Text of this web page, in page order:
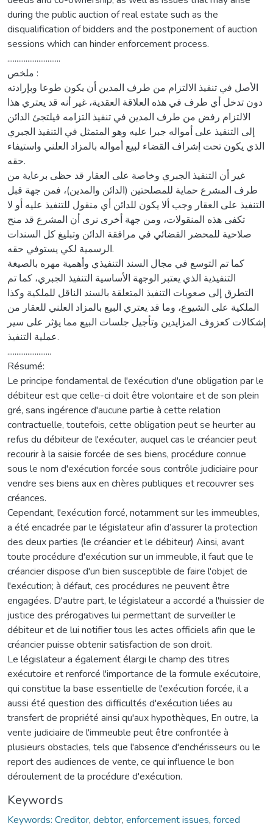
during the public auction of real estate such as the
disqualification of bidders and the postponement of auction
sessions which can hinder enforcement process.
.............................
ملخص :
الأصل في تنفيذ الالتزام من طرف المدين أن يكون طوعا وبإرادته
دون تدخل أي طرف في هذه العلاقة العقدية، غير أنه قد يعتري هذا
الالتزام رفض من طرف المدين في تنفيذ التزامه فيلتجئ الدائن
إلى التنفيذ على أمواله جبرا عليه وهو المتمثل في التنفيذ الجبري
الذي يكون تحت إشراف القضاء لبيع أمواله بالمزاد العلني واستيفاء
حقه.
غير أن التنفيذ الجبري وخاصة على العقار قد حظى برعاية من
طرف المشرع حماية للمصلحتين (الدائن والمدين)، فمن جهة قبل
التنفيذ على العقار وجب ألا يكون للدائن أي منقول للتنفيذ عليه أو لا
تكفى هذه المنقولات، ومن جهة أخرى نرى أن المشرع قد منح
صلاحية للمحضر القضائي في مرافقة الدائن وتبليغ كل السندات
الرسمية لكي يستوفي حقه.
كما تم التوسع في مجال السند التنفيذي وأهمية مهره بالصيغة
التنفيذية الذي يعتبر الوجهة الأساسية التنفيذ الجبري، كما تم
التطرق إلى صعوبات التنفيذ المتعلقة بالسند الناقل للملكية وكذا
الملكية على الشيوع، وما قد يعتري البيع بالمزاد العلني للعقار من
إشكالات كعزوف المزايدين وتأجيل جلسات البيع مما يؤثر على سير
عملية التنفيذ.
........................
Résumé:
Le principe fondamental de l'exécution d'une obligation par le
débiteur est que celle-ci doit être volontaire et de son plein
gré, sans ingérence d'aucune partie à cette relation
contractuelle, toutefois, cette obligation peut se heurter au
refus du débiteur de l'exécuter, auquel cas le créancier peut
recourir à la saisie forcée de ses biens, procédure connue
sous le nom d'exécution forcée sous contrôle judiciaire pour
vendre ses biens aux en chères publiques et recouvrer ses
créances.
Cependant, l'exécution forcé, notamment sur les immeubles,
a été encadrée par le législateur afin d’assurer la protection
des deux parties (le créancier et le débiteur) Ainsi, avant
toute procédure d'exécution sur un immeuble, il faut que le
créancier dispose d'un bien susceptible de faire l'objet de
l'exécution; à défaut, ces procédures ne peuvent être
engagées. D'autre part, le législateur a accordé a l'huissier de
justice des prérogatives lui permettant de surveiller le
débiteur et de lui notifier tous les actes officiels afin que le
créancier puisse obtenir satisfaction de son droit.
Le législateur a également élargi le champ des titres
exécutoire et renforcé l'importance de la formule exécutoire,
qui constitue la base essentielle de l'exécution forcée, il a
aussi été question des difficultés d'exécution liées au
transfert de propriété ainsi qu'aux hypothèques, En outre, la
vente judiciaire de l'immeuble peut être confrontée à
plusieurs obstacles, tels que l'absence d'enchérisseurs ou le
report des audiences de vente, ce qui influence le bon
déroulement de la procédure d'exécution.
Keywords
Keywords: Creditor, debtor, enforcement issues, forced